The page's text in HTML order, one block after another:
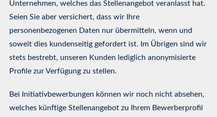
Unternehmen, welches das Stellenangebot veranlasst hat.
Seien Sie aber versichert, dass wir Ihre
personenbezogenen Daten nur übermitteln, wenn und
soweit dies kundenseitig gefordert ist. Im Übrigen sind wir
stets bestrebt, unseren Kunden lediglich anonymisierte
Profile zur Verfügung zu stellen.
Bei Initiativbewerbungen können wir noch nicht absehen,
welches künftige Stellenangebot zu Ihrem Bewerberprofil